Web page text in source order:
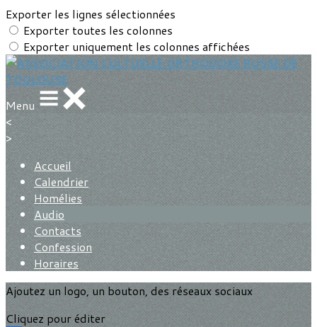
Exporter les lignes sélectionnées
Exporter toutes les colonnes
Exporter uniquement les colonnes affichées
Menu
<
>
Accueil
Calendrier
Homélies
Audio
Contacts
Confession
Horaires
Ajoutez un logo, un bouton, des réseaux sociaux
Cliquez pour éditer